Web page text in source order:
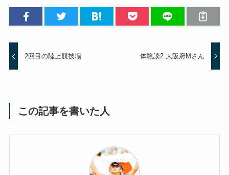
2回目の陸上競技場 体験談2 大阪府Mさん
この記事を書いた人